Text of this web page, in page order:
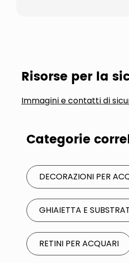
Risorse per la
Immagini e contatti di
Categorie
DECORAZIONI PER
GHIAIETTA E
RETINI PER ACQUARI